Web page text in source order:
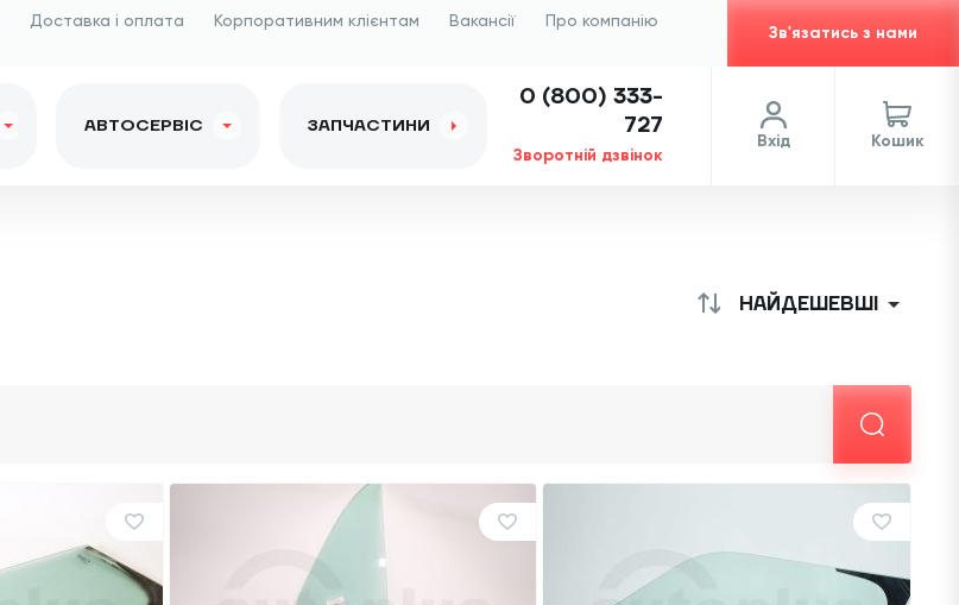
Доставка і оплата Корпоративним клієнтам Вакансії
Про компанію
Зв'язатись з нами
АВТОСЕРВІС ЗАПЧАСТИНИ
0 (800) 333-
727
Зворотній дзвінок
Вхід Кошик
НАЙДЕШЕВШІ